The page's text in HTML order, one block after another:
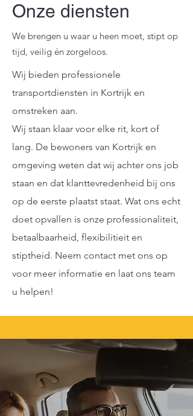
Onze diensten
We brengen u waar u heen moet, stipt op
tijd, veilig én zorgeloos.
Wij bieden professionele
transportdiensten in Kortrijk en
omstreken aan.
Wij staan klaar voor elke rit, kort of
lang. De bewoners van Kortrijk en
omgeving weten dat wij achter ons job
staan en dat klanttevredenheid bij ons
op de eerste plaatst staat. Wat ons echt
doet opvallen is onze professionaliteit,
betaalbaarheid, flexibilitieit en
stiptheid. Neem contact met ons op
voor meer informatie en laat ons team
u helpen!